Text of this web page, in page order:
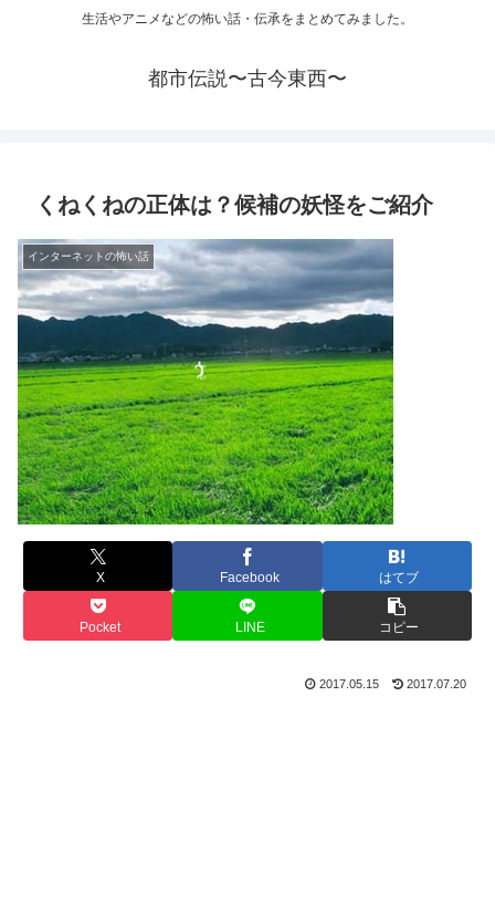
生活やアニメなどの怖い話・伝承をまとめてみました。
都市伝説〜古今東西〜
くねくねの正体は？候補の妖怪をご紹介
インターネットの怖い話
X Facebook はてブ
Pocket LINE コピー
2017.05.15 2017.07.20